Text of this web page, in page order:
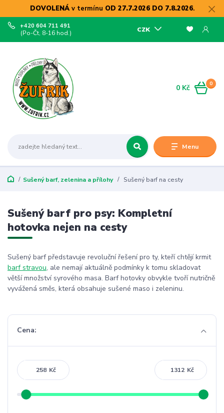
DOVOLENÁv termínu OD 27.7.2026 DO 7.8.2026.
Menu
CZK
+420 604 711 491
(Po-Čt, 8-16 hod.)
0
0 Kč
Sušený barf, zelenina a přílohy Sušený barf na cesty
Sušený barf pro psy: Kompletní
hotovka nejen na cesty
Sušený barf představuje revoluční řešení pro ty, kteří chtějí krmit
barf stravou, ale nemají aktuálně podmínky k tomu skladovat
větší množství syrového masa. Barf hotovky obvykle tvoří nutričně
vyvážená směs, která obsahuje sušené maso i zeleninu.
Cena:
Kč Kč